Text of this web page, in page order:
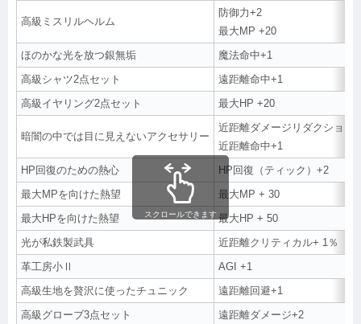
高級ミスリルヘルム
防御力+2
最大MP +20
ほのかな光を放つ銀無垢
魔法命中+1
高級シャツ2点セット
遠距離命中+1
高級イヤリング2点セット
最大HP +20
暗闇の中では目に見えないアクセサリー
近距離ダメージリダクション
近距離命中+1
HP回復のための熱心
HP回復（ティック）+2
最大MPを向けた熱望
最大MP + 30
最大HPを向けた熱望
最大HP + 50
光が私鉄製武具
近距離クリティカル+ 1％
革工房小Ⅱ
AGI +1
高級生地を贅沢に使ったチュニック
遠距離回避+1
高級グローブ3点セット
遠距離ダメージ+2
スクロールできます